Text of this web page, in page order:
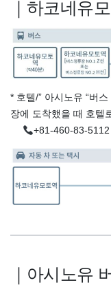
｜하코네유
* 호텔/” 아시노유 “버
장에 도착했을 때 호텔
+81-460-83-5112
｜아시노유